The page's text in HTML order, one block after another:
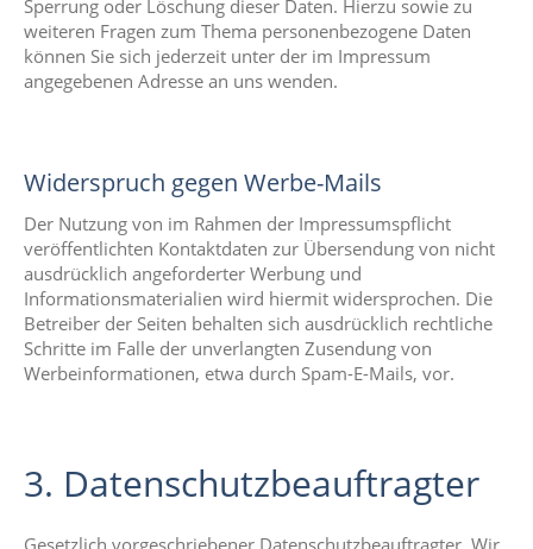
Sperrung oder Löschung dieser Daten. Hierzu sowie zu
weiteren Fragen zum Thema personenbezogene Daten
können Sie sich jederzeit unter der im Impressum
angegebenen Adresse an uns wenden.
Widerspruch gegen Werbe-Mails
Der Nutzung von im Rahmen der Impressumspflicht
veröffentlichten Kontaktdaten zur Übersendung von nicht
ausdrücklich angeforderter Werbung und
Informationsmaterialien wird hiermit widersprochen. Die
Betreiber der Seiten behalten sich ausdrücklich rechtliche
Schritte im Falle der unverlangten Zusendung von
Werbeinformationen, etwa durch Spam-E-Mails, vor.
3. Datenschutzbeauftragter